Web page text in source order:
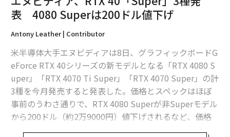
表 4080 Superは200ドル値下げ
Antony Leather | Contributor
米半導体大手エヌビディアは8日、グラフィックボードG
eForce RTX 40シリーズの新モデルとなる「RTX 4080 S
uper」「RTX 4070 Ti Super」「RTX 4070 Super」の計
3種を今月発売すると発表した。価格とスペックはほぼ
事前のうわさ通りで、RTX 4080 Superが非Superモデル
から200ドル（約2万9000円）値下げされるなど、価格
は驚くほど低く設定された。